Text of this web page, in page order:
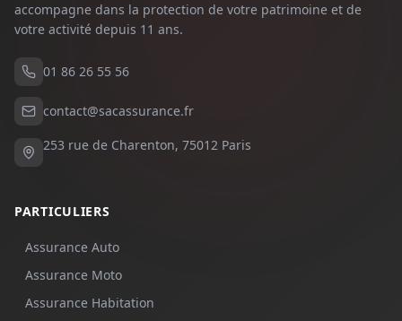
accompagne dans la protection de votre patrimoine et de
votre activité depuis 11 ans.
01 86 26 55 56
contact@sacassurance.fr
253 rue de Charenton, 75012 Paris
PARTICULIERS
Assurance Auto
Assurance Moto
Assurance Habitation